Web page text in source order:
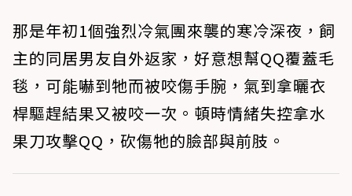
那是年初1個強烈冷氣團來襲的寒冷深夜，飼
主的同居男友自外返家，好意想幫QQ覆蓋毛
毯，可能嚇到牠而被咬傷手腕，氣到拿曬衣
桿驅趕結果又被咬一次。頓時情緒失控拿水
果刀攻擊QQ，砍傷牠的臉部與前肢。